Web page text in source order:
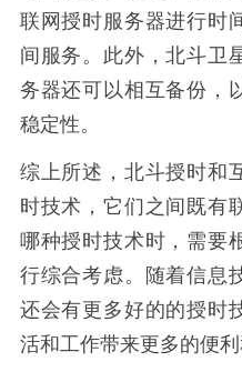
联网授时服务器进行时
间服务。此外，北斗卫
务器还可以相互备份，
稳定性。
综上所述，北斗授时和
时技术，它们之间既有
哪种授时技术时，需要
行综合考虑。随着信息
还会有更多好的的授时
活和工作带来更多的便利